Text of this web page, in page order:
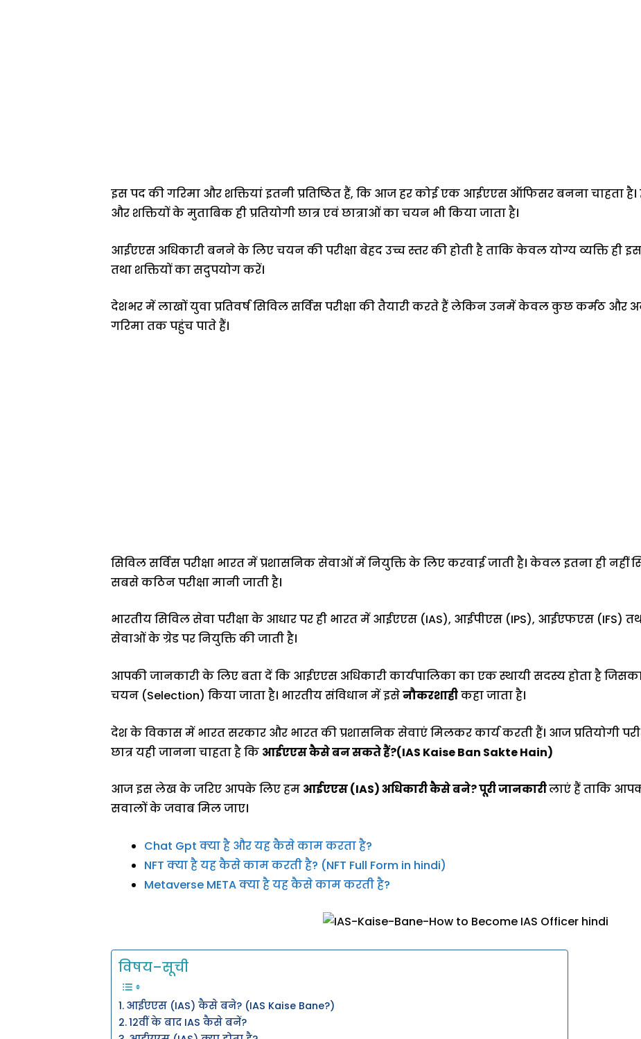
इस पद की गरिमा और शक्तियां इतनी प्रतिष्ठित हैं, कि आज हर कोई एक आईएएस ऑफिसर बनना चाहता है।
और शक्तियों के मुताबिक ही प्रतियोगी छात्र एवं छात्राओं का चयन भी किया जाता है।
आईएएस अधिकारी बनने के लिए चयन की परीक्षा बेहद उच्च स्तर की होती है ताकि केवल योग्य व्यक्ति ही
तथा शक्तियों का सदुपयोग करें।
देशभर में लाखों युवा प्रतिवर्ष सिविल सर्विस परीक्षा की तैयारी करते हैं लेकिन उनमें केवल कुछ कर्मठ और
गरिमा तक पहुंच पाते हैं।
सिविल सर्विस परीक्षा भारत में प्रशासनिक सेवाओं में नियुक्ति के लिए करवाई जाती है। केवल इतना ही नहीं
सबसे कठिन परीक्षा मानी जाती है।
भारतीय सिविल सेवा परीक्षा के आधार पर ही भारत में आईएएस (IAS), आईपीएस (IPS), आईएफएस (IFS)
सेवाओं के ग्रेड पर नियुक्ति की जाती है।
आपकी जानकारी के लिए बता दें कि आईएएस अधिकारी कार्यपालिका का एक स्थायी सदस्य होता है
चयन (Selection) किया जाता है। भारतीय संविधान में इसेनौकरशाहीकहा जाता है।
देश के विकास में भारत सरकार और भारत की प्रशासनिक सेवाएं मिलकर कार्य करती हैं। आज प्रतियोगी
छात्र यही जानना चाहता है कि आईएएस कैसे बन सकते हैं?(IAS Kaise Ban Sakte Hain)
आज इस लेख के जरिए आपके लिए हम आईएएस (IAS) अधिकारी कैसे बने? पूरी जानकारीलाएं हैं ताकि
सवालों के जवाब मिल जाए।
Chat Gpt क्या है और यह कैसे काम करता है?
NFT क्या है यह कैसे काम करती है? (NFT Full Form in hindi)
Metaverse META क्या है यह कैसे काम करती है?
विषय–सूची
आईएएस (IAS) कैसे बने? (IAS Kaise Bane?)
12वीं के बाद IAS कैसे बनें?